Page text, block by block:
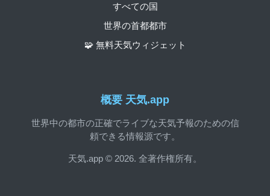
概要 天気.app
世界中の都市の正確でライブな天気予報のための信
頼できる情報源です。
天気.app © 2026. 全著作権所有。
すべての国
世界の首都都市
🧩 無料天気ウィジェット